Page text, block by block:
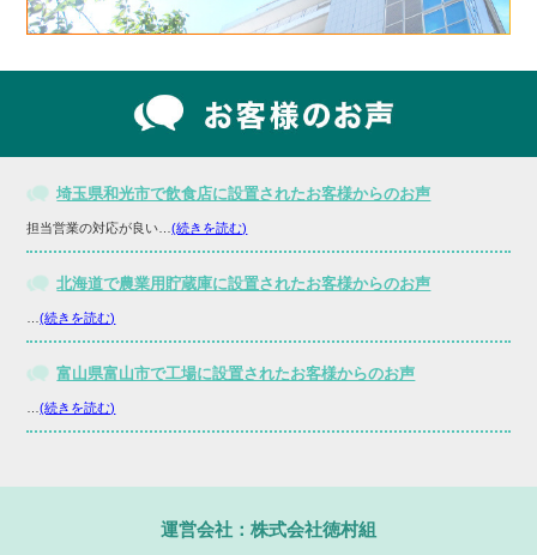
埼玉県和光市で飲食店に設置されたお客様からのお声
担当営業の対応が良い…(続きを読む)
北海道で農業用貯蔵庫に設置されたお客様からのお声
…(続きを読む)
富山県富山市で工場に設置されたお客様からのお声
…(続きを読む)
運営会社：株式会社徳村組